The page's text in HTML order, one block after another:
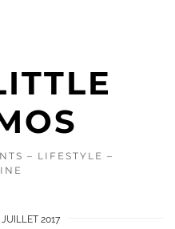
– LIFESTYLE –
JUILLET 2017